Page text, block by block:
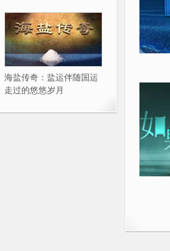
海盐传奇：盐运伴随国运
走过的悠悠岁月